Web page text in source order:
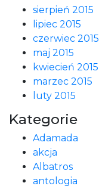
sierpień 2015
lipiec 2015
czerwiec 2015
maj 2015
kwiecień 2015
marzec 2015
luty 2015
Kategorie
Adamada
akcja
Albatros
antologia